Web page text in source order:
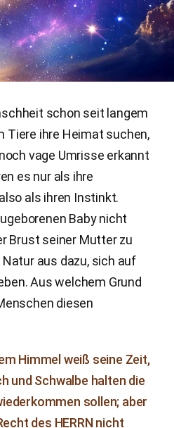
schon seit langem
Tiere ihre Heimat suchen,
vage Umrisse erkannt
es nur als ihre
als ihren Instinkt.
Baby nicht
Brust seiner Mutter zu
aus dazu, sich auf
Aus welchem Grund
diesen
Himmel weiß seine Zeit,
und Schwalbe halten die
sollen; aber
des HERRN nicht